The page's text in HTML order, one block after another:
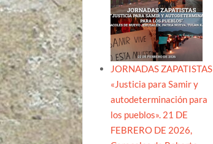
JORNADAS ZAPATISTAS
«Justicia para Samir y
autodeterminación para
los pueblos». 21 DE
FEBRERO DE 2026,